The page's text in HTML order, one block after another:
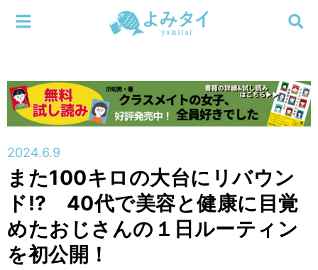
新着
新刊
特集
検索する
メニューを閉じる
2024.6.9
また100キロの大台にリバウン
ド⁉ 40代で美容と健康に目覚
めたおじさんの１日ルーティン
を初公開！